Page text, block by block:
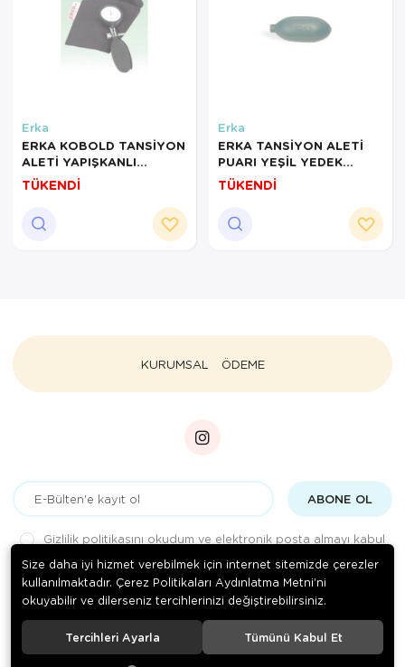
Erka
ERKA KOBOLD TANSİYON
ALETİ YAPIŞKANLI
MANŞON 223 053 03
TÜKENDİ
Erka
ERKA TANSİYON ALETİ
PUARI YEŞİL YEDEK
PARÇA
TÜKENDİ
KURUMSAL ÖDEME
ABONE OL
Gizlilik politikasını okudum ve elektronik posta almayı kabul
© 2020Medizin Teknik. Tüm hakları saklıdır.
Size daha iyi hizmet verebilmek için internet sitemizde çerezler
kullanılmaktadır. Çerez Politikaları Aydınlatma Metni’ni
okuyabilir ve dilerseniz tercihlerinizi değiştirebilirsiniz.
Tercihleri Ayarla Tümünü Kabul Et